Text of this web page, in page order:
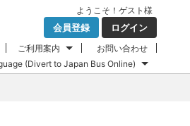
ようこそ！ ゲスト 様
会員登録 ログイン
ご利用案内
お問い合わせ
(Divert to Japan Bus Online)